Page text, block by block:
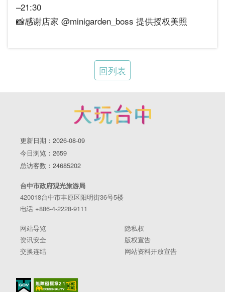
–21:30
📸感谢店家 @minigarden_boss 提供授权美照
回列表
更新日期：2026-08-09
今日浏览：2659
总访客数：24685202
台中市政府观光旅游局
420018台中市丰原区阳明街36号5楼
电话 +886-4-2228-9111
网站导览
隐私权
资讯安全
版权宣告
交换连结
网站资料开放宣告